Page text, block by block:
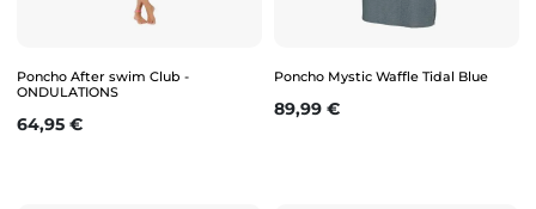
Poncho After swim Club -
ONDULATIONS
Prix
64,95 €
Poncho Mystic Waffle Tidal Blue
Prix
89,99 €